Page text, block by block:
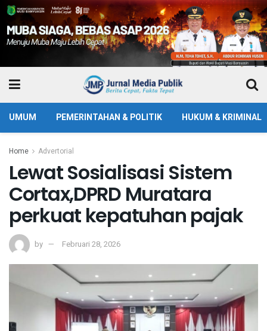
UMUM PEMERINTAHAN & POLITIK HUKUM & KRIMINAL
Home Advertorial
Lewat Sosialisasi Sistem
Cortax,DPRD Muratara
perkuat kepatuhan pajak
by Februari 28, 2026